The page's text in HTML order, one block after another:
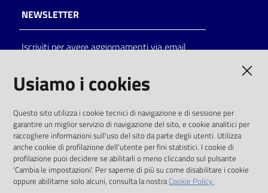
on line
Eventi
Chiedi al
bibliotecario
Avvisi
NEWSLETTER
Iscriviti per avere aggiornamenti via email
solo alle condizioni previste dalla direttiva
comunitaria 2003/98/CE e dal d.lgs. 36/2006
SOCIAL
Instagram
Usiamo i cookies
Questo sito utilizza i cookie tecnici di navigazione e di sessione per
garantire un miglior servizio di navigazione del sito, e cookie analitici per
raccogliere informazioni sull'uso del sito da parte degli utenti. Utilizza
anche cookie di profilazione dell'utente per fini statistici. I cookie di
profilazione puoi decidere se abilitarli o meno cliccando sul pulsante
'Cambia le impostazioni'. Per saperne di più su come disabilitare i cookie
oppure abilitarne solo alcuni, consulta la nostraCookie Policy.